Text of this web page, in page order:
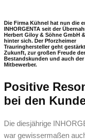
Die Firma Kühnel hat nun die
INHORGENTA seit der
Herbert Giloy & Söhne GmbH
hinter sich. Der Pforzheimer
Trauringhersteller geht
Zukunft, zur großen Freude der
Bestandskunden und auch der
Mitbewerber.
Positive
bei den
Die diesjährige
war gewissermaßen